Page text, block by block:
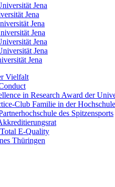
Jena
Jena
Jena
Jena
Jena
Jena
Jena
Vielfalt
in Research Award der
Club Familie in der Hochschule
des Spitzensports
E-Quality
Thüringen